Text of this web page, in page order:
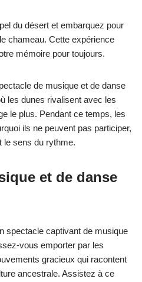
du désert et embarquez pour
chameau. Cette expérience
mémoire pour toujours.
de musique et de danse
les dunes rivalisent avec les
le plus. Pendant ce temps, les
ils ne peuvent pas participer,
le sens du rythme.
et de danse
spectacle captivant de musique
vous emporter par les
gracieux qui racontent
ancestrale. Assistez à ce